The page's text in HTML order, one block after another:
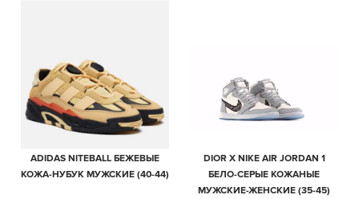
ADIDAS NITEBALL БЕЖЕВЫЕ
КОЖА-НУБУК МУЖСКИЕ (40-44)
DIOR X NIKE AIR JORDAN 1
БЕЛО-СЕРЫЕ КОЖАНЫЕ
МУЖСКИЕ-ЖЕНСКИЕ (35-45)